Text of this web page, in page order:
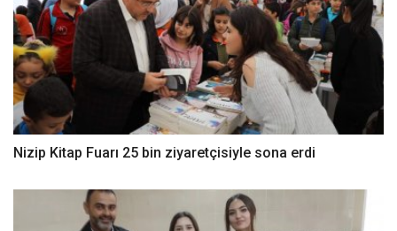
Nizip Kitap Fuarı 25 bin ziyaretçisiyle sona erdi